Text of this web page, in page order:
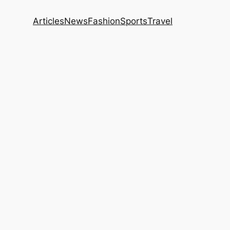
ArticlesNewsFashionSportsTravel